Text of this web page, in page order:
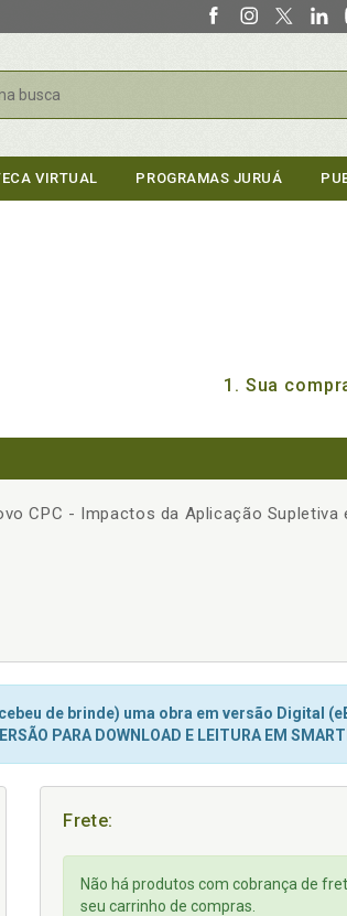
VIRTUAL PROGRAMAS JURUÁ
1. Sua
CPC - Impactos da Aplicação Supletiva
de brinde) uma obra em versão Digital
PARA DOWNLOAD E LEITURA EM
Frete:
Não há produtos com cobrança de
seu carrinho de compras.